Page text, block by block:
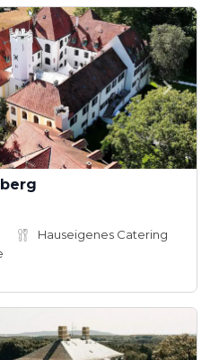
Hauseigenes Catering